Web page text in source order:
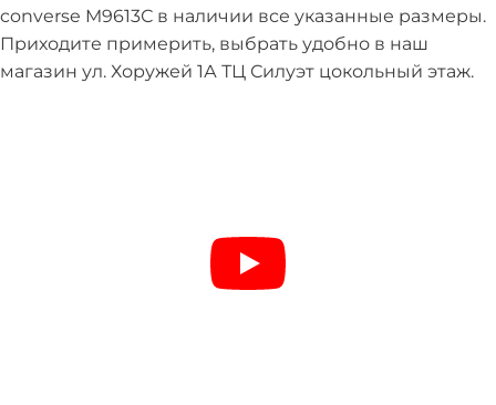
converse M9613С в наличии все указанные размеры.
Приходите примерить, выбрать удобно в наш
магазин ул. Хоружей 1А ТЦ Силуэт цокольный этаж.